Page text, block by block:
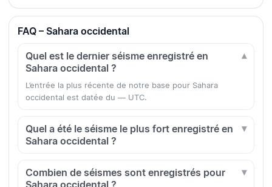
FAQ – Sahara occidental
Quel est le dernier séisme enregistré en
Sahara occidental ?
L’entrée la plus récente de notre base pour Sahara
occidental est datée du — UTC.
Quel a été le séisme le plus fort enregistré en
Sahara occidental ?
Combien de séismes sont enregistrés pour
Sahara occidental ?